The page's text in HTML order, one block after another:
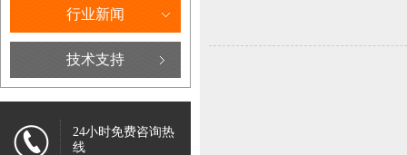
行业新闻
技术支持
24小时免费咨询热
线